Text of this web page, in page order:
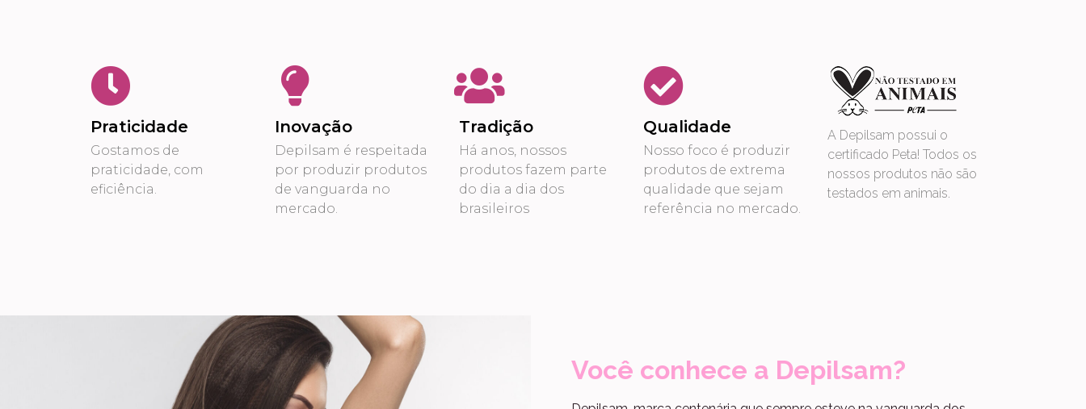
Praticidade
Gostamos de
praticidade, com
eficiência.
Inovação
Depilsam é respeitada
por produzir produtos
de vanguarda no
mercado.
Tradição
Há anos, nossos
produtos fazem parte
do dia a dia dos
brasileiros
Qualidade
Nosso foco é produzir
produtos de extrema
qualidade que sejam
referência no mercado.
A Depilsam possui o
certificado Peta! Todos os
nossos produtos não são
testados em animais.
Você conhece a Depilsam?